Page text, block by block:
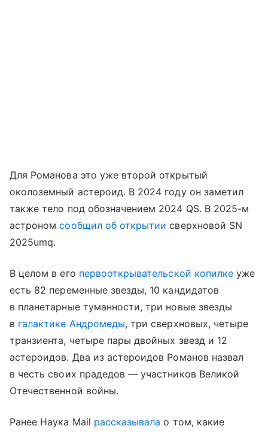
Для Романова это уже второй открытый
околоземный астероид. В 2024 году он заметил
также тело под обозначением 2024 QS. В 2025-м
астрономсообщил об открытии сверхновой SN
2025umq.
В целом в его первооткрывательской копилке уже
есть 82 переменные звезды, 10 кандидатов
в планетарные туманности, три новые звезды
в галактике Андромеды, три сверхновых, четыре
транзиента, четыре пары двойных звезд и 12
астероидов. Два из астероидов Романов назвал
в честь своих прадедов — участников Великой
Отечественной войны.
Ранее Наука Mail рассказывала о том, какие